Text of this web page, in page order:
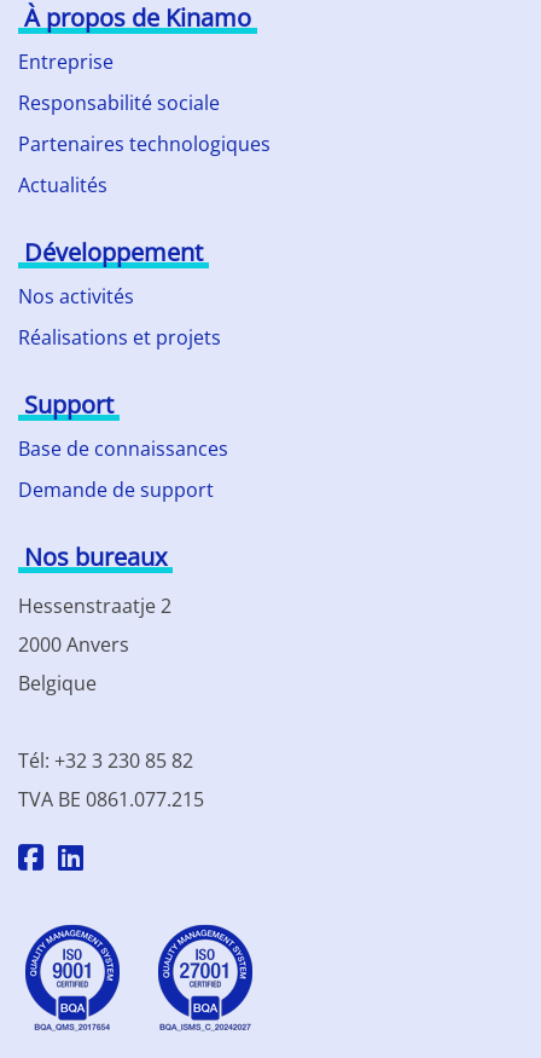
À propos de Kinamo
Entreprise
Responsabilité sociale
Partenaires technologiques
Actualités
Développement
Nos activités
Réalisations et projets
Support
Base de connaissances
Demande de support
Nos bureaux
Hessenstraatje 2
2000 Anvers
Belgique
Tél: +32 3 230 85 82
TVA BE 0861.077.215